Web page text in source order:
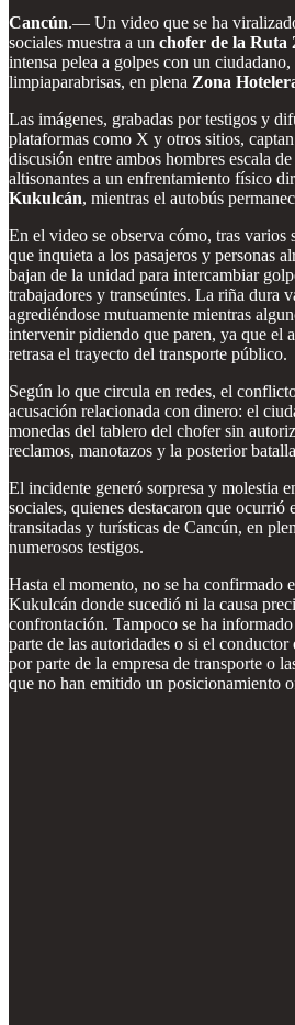
Cancún.— Un video que se ha
sociales muestra a un chofer de la Ruta
intensa pelea a golpes con un ciudadano,
limpiaparabrisas, en plena Zona
Las imágenes, grabadas por testigos y
plataformas como X y otros sitios,
discusión entre ambos hombres escala
altisonantes a un enfrentamiento físico
Kukulcán, mientras el autobús
En el video se observa cómo, tras varios
que inquieta a los pasajeros y personas
bajan de la unidad para intercambiar
trabajadores y transeúntes. La riña dura
agrediéndose mutuamente mientras
intervenir pidiendo que paren, ya que el
retrasa el trayecto del transporte público.
Según lo que circula en redes, el
acusación relacionada con dinero: el
monedas del tablero del chofer sin
reclamos, manotazos y la posterior
El incidente generó sorpresa y molestia
sociales, quienes destacaron que ocurrió
transitadas y turísticas de Cancún, en
numerosos testigos.
Hasta el momento, no se ha confirmado
Kukulcán donde sucedió ni la causa
confrontación. Tampoco se ha
parte de las autoridades o si el conductor
por parte de la empresa de transporte o
que no han emitido un posicionamiento